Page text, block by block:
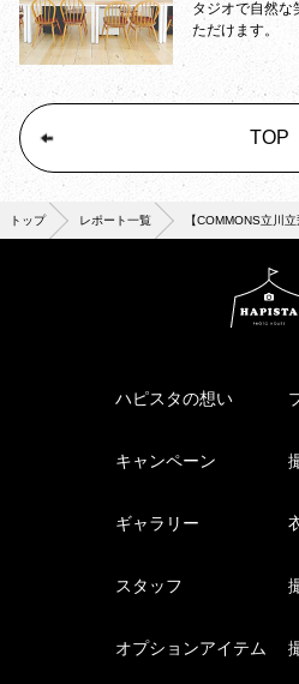
タジオで自然な
ただけます。
TOP
トップ レポート一覧 【COMMONS立川
ハピスタの想い
キャンペーン
ギャラリー
スタッフ
オプションアイテム